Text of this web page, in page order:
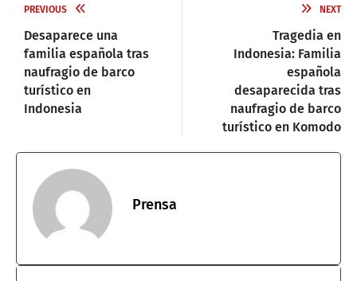
PREVIOUS
Desaparece una
familia española tras
naufragio de barco
turístico en
Indonesia
NEXT
Tragedia en
Indonesia: Familia
española
desaparecida tras
naufragio de barco
turístico en Komodo
Prensa